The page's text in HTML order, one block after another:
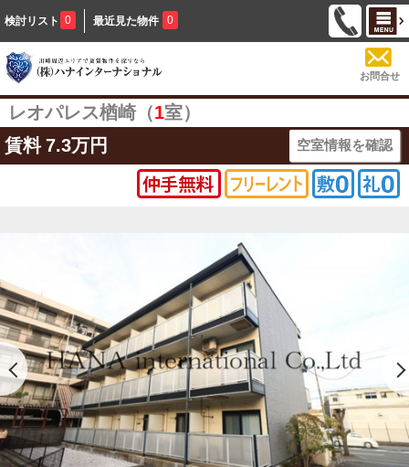
検討リスト 0 最近見た物件 0
お問合せ
レオパレス楢崎（1室）
賃料 7.3万円 空室情報を確認